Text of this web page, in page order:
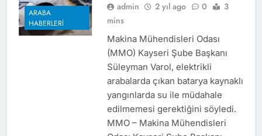
ARABA
HABERLERI
admin 2 yıl ago 0
3
mins
Makina Mühendisleri Odası
(MMO) Kayseri Şube Başkanı
Süleyman Varol, elektrikli
arabalarda çıkan batarya kaynaklı
yangınlarda su ile müdahale
edilmemesi gerektiğini söyledi.
MMO – Makina Mühendisleri